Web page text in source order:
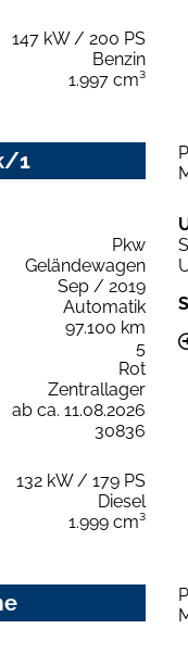
147 kW / 200 PS
Benzin
1.997 cm³
1
Pkw
Geländewagen
Sep / 2019
Automatik
97.100 km
5
Rot
Zentrallager
ab ca. 11.08.2026
30836
132 kW / 179 PS
Diesel
1.999 cm³